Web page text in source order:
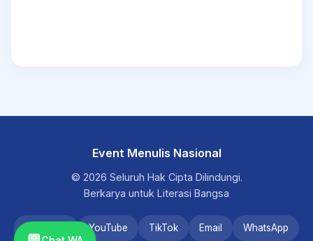
Event Menulis Nasional
© 2026 Seluruh Hak Cipta Dilindungi.
Berkarya untuk Literasi Bangsa
YouTube TikTok Email WhatsApp